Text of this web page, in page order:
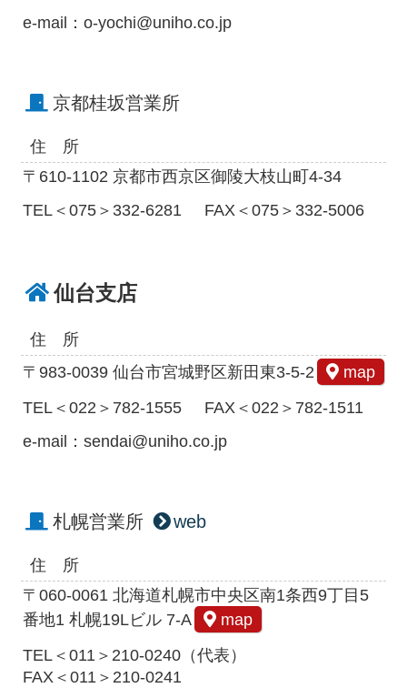
e-mail：o-yochi@uniho.co.jp
京都桂坂営業所
住 所
〒610-1102 京都市西京区御陵大枝山町4-34
TEL＜075＞332-6281
FAX＜075＞332-5006
仙台支店
住 所
〒983-0039 仙台市宮城野区新田東3-5-2
map
TEL＜022＞782-1555
FAX＜022＞782-1511
e-mail：sendai@uniho.co.jp
札幌営業所 web
住 所
〒060-0061 北海道札幌市中央区南1条西9丁目5
番地1 札幌19Lビル 7-A
map
TEL＜011＞210-0240（代表）
FAX＜011＞210-0241